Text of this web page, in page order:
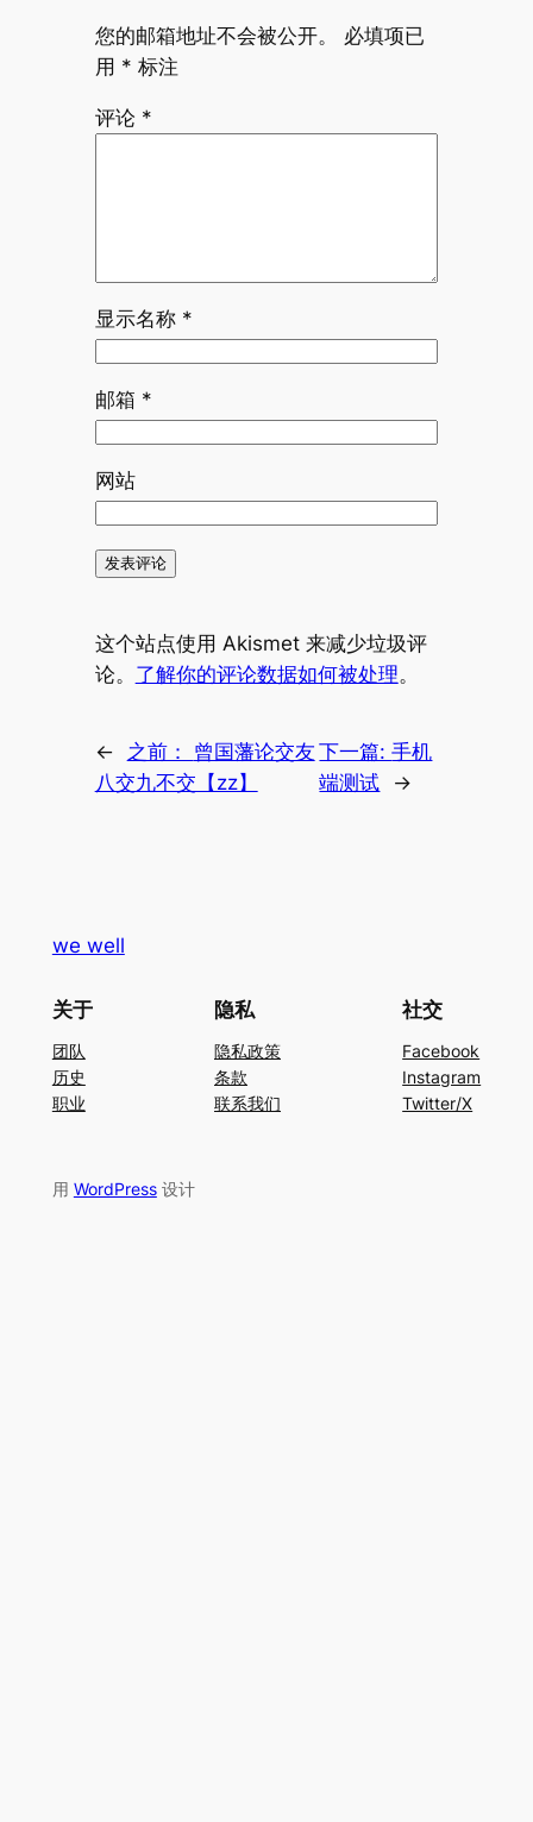
您的邮箱地址不会被公开。
必填项已
用 * 标注
评论 *
显示名称 *
邮箱 *
网站
这个站点使用 Akismet 来减少垃圾评
论。 了解你的评论数据如何被处理。
← 之前： 曾国藩论交友
八交九不交【zz】
下一篇:手机
端测试
→
we well
关于
团队
历史
职业
隐私
隐私政策
条款
联系我们
社交
Facebook
Instagram
Twitter/X
用 WordPress设计